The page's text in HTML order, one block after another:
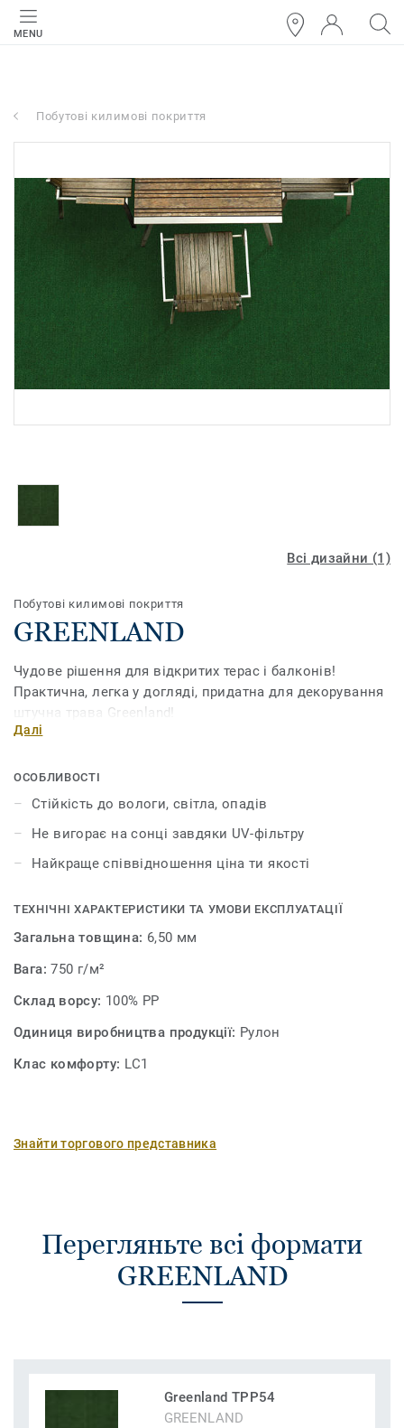
MENU
Побутові килимові покриття
Всі дизайни (1)
Побутові килимові покриття
GREENLAND
Чудове рішення для відкритих терас і балконів!
Практична, легка у догляді, придатна для декорування
штучна трава Greenland!
Далі
ОСОБЛИВОСТІ
Стійкість до вологи, світла, опадів
Не вигорає на сонці завдяки UV-фільтру
Найкраще співвідношення ціна ти якості
ТЕХНІЧНІ ХАРАКТЕРИСТИКИ ТА УМОВИ ЕКСПЛУАТАЦІЇ
Загальна товщина: 6,50 мм
Вага:750 г/м²
Склад ворсу: 100% PP
Одиниця виробництва продукції: Рулон
Клас комфорту: LC1
Знайти торгового представника
Перегляньте всі формати
GREENLAND
Greenland TPP54
GREENLAND